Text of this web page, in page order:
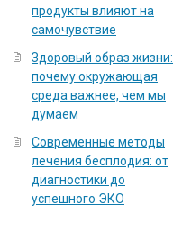
продукты влияют на
самочувствие
Здоровый образ жизни:
почему окружающая
среда важнее, чем мы
думаем
Современные методы
лечения бесплодия: от
диагностики до
успешного ЭКО